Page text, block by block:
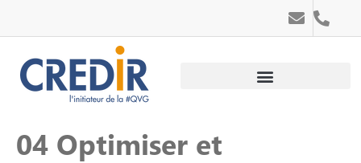
04 Optimiser et